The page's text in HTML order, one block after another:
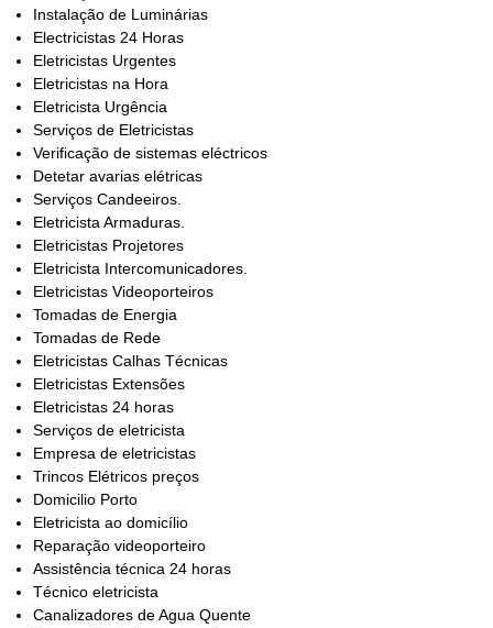
Instalação de Luminárias
Electricistas 24 Horas
Eletricistas Urgentes
Eletricistas na Hora
Eletricista Urgência
Serviços de Eletricistas
Verificação de sistemas eléctricos
Detetar avarias elétricas
Serviços Candeeiros.
Eletricista Armaduras.
Eletricistas Projetores
Eletricista Intercomunicadores.
Eletricistas Videoporteiros
Tomadas de Energia
Tomadas de Rede
Eletricistas Calhas Técnicas
Eletricistas Extensões
Eletricistas 24 horas
Serviços de eletricista
Empresa de eletricistas
Trincos Elétricos preços
Domicilio Porto
Eletricista ao domicílio
Reparação videoporteiro
Assistência técnica 24 horas
Técnico eletricista
Canalizadores de Agua Quente